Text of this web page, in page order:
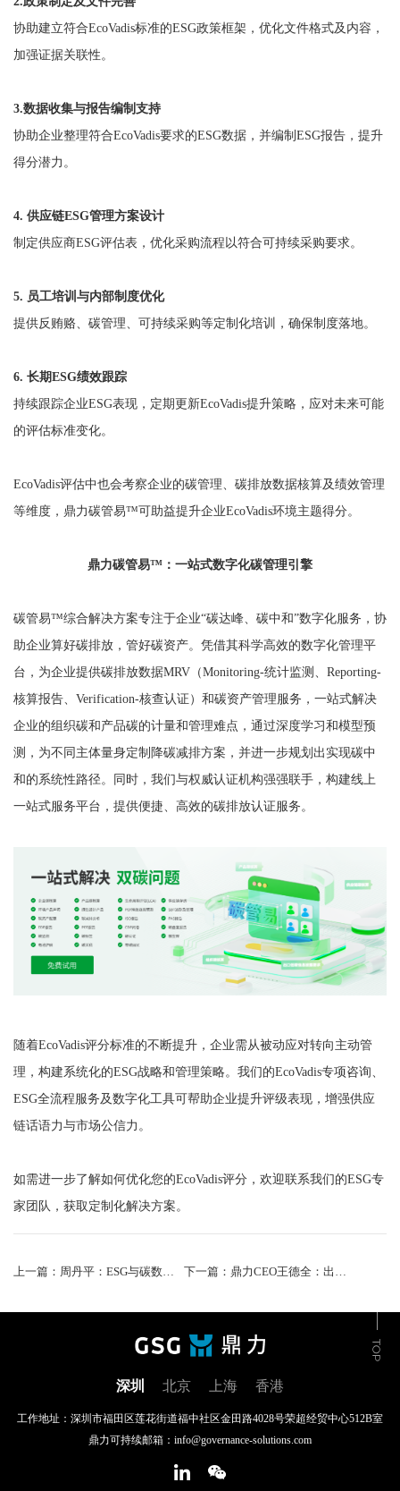
协助建立符合EcoVadis标准的ESG政策框架，优化文件格式及内容，
加强证据关联性。
3.数据收集与报告编制支持
协助企业整理符合EcoVadis要求的ESG数据，并编制ESG报告，提升
得分潜力。
4. 供应链ESG管理方案设计
制定供应商ESG评估表，优化采购流程以符合可持续采购要求。
5. 员工培训与内部制度优化
提供反贿赂、碳管理、可持续采购等定制化培训，确保制度落地。
6. 长期ESG绩效跟踪
持续跟踪企业ESG表现，定期更新EcoVadis提升策略，应对未来可能
的评估标准变化。
EcoVadis评估中也会考察企业的碳管理、碳排放数据核算及绩效管理
等维度，鼎力碳管易™可助益提升企业EcoVadis环境主题得分。
鼎力碳管易™：一站式数字化碳管理引擎
碳管易™综合解决方案专注于企业“碳达峰、碳中和”数字化服务，协
助企业算好碳排放，管好碳资产。凭借其科学高效的数字化管理平
台，为企业提供碳排放数据MRV（Monitoring-统计监测、Reporting-
核算报告、Verification-核查认证）和碳资产管理服务，一站式解决
企业的组织碳和产品碳的计量和管理难点，通过深度学习和模型预
测，为不同主体量身定制降碳减排方案，并进一步规划出实现碳中
和的系统性路径。同时，我们与权威认证机构强强联手，构建线上
一站式服务平台，提供便捷、高效的碳排放认证服务。
随着EcoVadis评分标准的不断提升，企业需从被动应对转向主动管
理，构建系统化的ESG战略和管理策略。我们的EcoVadis专项咨询、
ESG全流程服务及数字化工具可帮助企业提升评级表现，增强供应
链话语力与市场公信力。
如需进一步了解如何优化您的EcoVadis评分，欢迎联系我们的ESG专
家团队，获取定制化解决方案。
上一篇：周丹平：ESG与碳数字化管理赋能企业降本增效 下一篇：鼎力CEO王德全：出海企业遇ESG难题，统一排放因子库和碳管理工具是破局关键
深圳 北京 上海 香港
工作地址：深圳市福田区莲花街道福中社区金田路4028号荣超经贸中心512B室
鼎力可持续邮箱：info@governance-solutions.com